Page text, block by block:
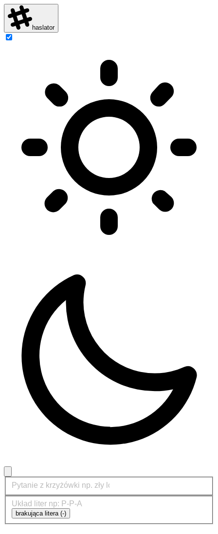
haslator
brakująca litera (-)